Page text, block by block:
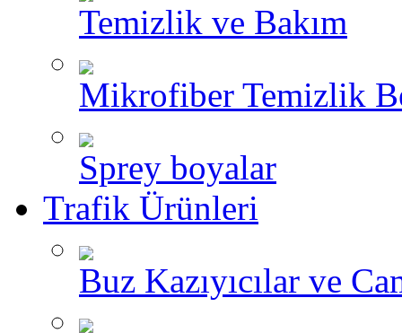
Temizlik ve Bakım
Mikrofiber Temizlik
Sprey boyalar
Trafik Ürünleri
Buz Kazıyıcılar ve